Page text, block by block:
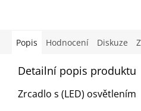
Popis Hodnocení Diskuze
Detailní popis produktu
Zrcadlo s (LED) osvětlením